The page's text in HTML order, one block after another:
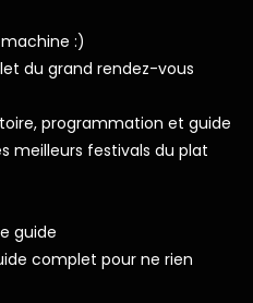
:)
du grand rendez-vous
programmation et guide
meilleurs festivals du plat
guide
complet pour ne rien